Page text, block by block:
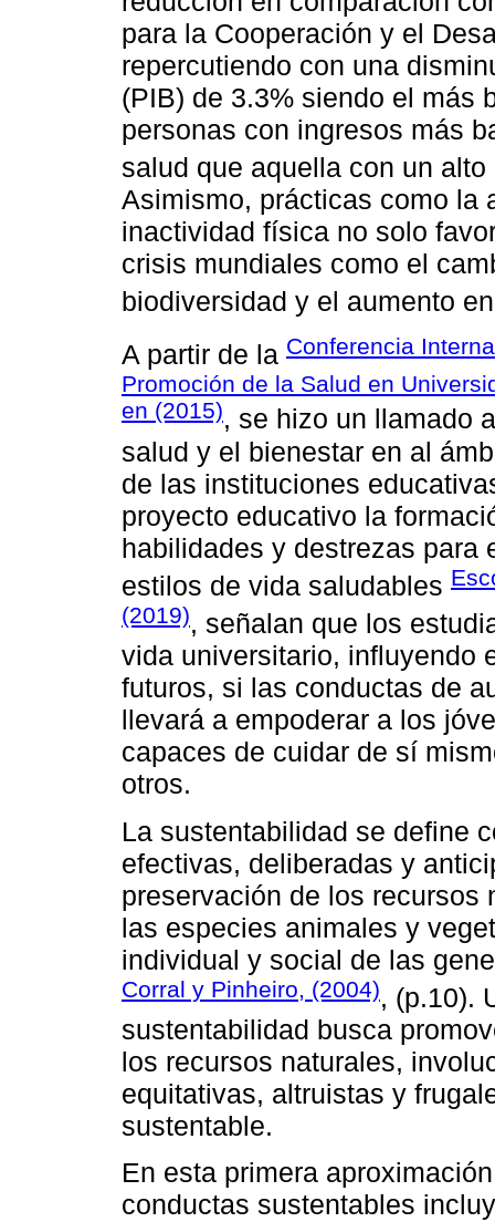
para la Cooperación y el
repercutiendo con una
(PIB) de 3.3% siendo el más
personas con ingresos más
salud que aquella con un
Asimismo, prácticas como la
inactividad física no solo
crisis mundiales como el
biodiversidad y el aumento
A partir de la Conferencia
Promoción de la Salud en
en (2015), se hizo un llamado
salud y el bienestar en al
de las instituciones
proyecto educativo la
habilidades y destrezas para
estilos de vida saludables
(2019), señalan que los
vida universitario, influyendo
futuros, si las conductas de
llevará a empoderar a los
capaces de cuidar de sí
otros.
La sustentabilidad se define
efectivas, deliberadas y
preservación de los recursos
las especies animales y
individual y social de las
Corral y Pinheiro, (2004), (p.10).
sustentabilidad busca
los recursos naturales,
equitativas, altruistas y
sustentable.
En esta primera
conductas sustentables